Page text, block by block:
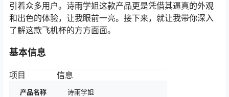
引着众多用户。诗雨学姐这款产品更是凭借其逼真的外观
和出色的体验，让我眼前一亮。接下来，就让我带你深入
了解这款飞机杯的方方面面。
基本信息
项目 信息
产品名称 诗雨学姐